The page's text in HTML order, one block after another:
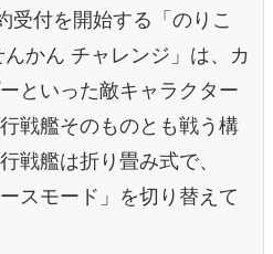
受付を開始する「のりこ
かん チャレンジ」は、カ
といった敵キャラクター
戦艦そのものとも戦う構
戦艦は折り畳み式で、
スモード」を切り替えて